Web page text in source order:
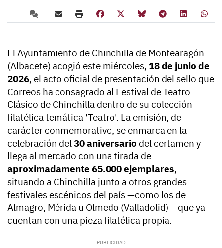
El Ayuntamiento de Chinchilla de Montearagón
(Albacete) acogió este miércoles, 18 de junio de
2026, el acto oficial de presentación del sello que
Correos ha consagrado al Festival de Teatro
Clásico de Chinchilla dentro de su colección
filatélica temática 'Teatro'. La emisión, de
carácter conmemorativo, se enmarca en la
celebración del30 aniversario del certamen y
llega al mercado con una tirada de
aproximadamente 65.000 ejemplares,
situando a Chinchilla junto a otros grandes
festivales escénicos del país —como los de
Almagro, Mérida u Olmedo (Valladolid)— que ya
cuentan con una pieza filatélica propia.